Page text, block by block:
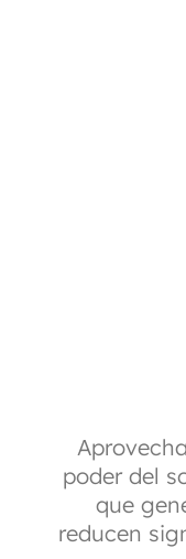
poder del
que
reducen